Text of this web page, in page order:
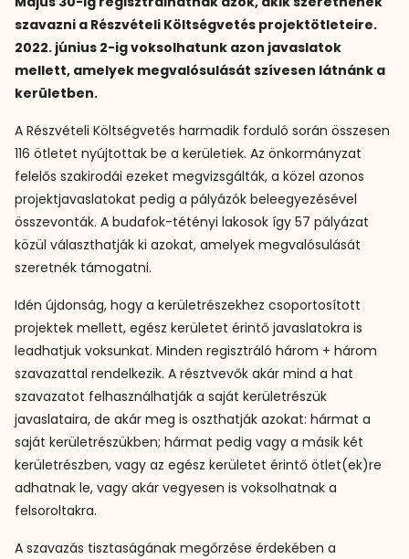
szavazni a Részvételi Költségvetés projektötleteire.
2022. június 2-ig voksolhatunk azon javaslatok
mellett, amelyek megvalósulását szívesen látnánk a
kerületben.
A Részvételi Költségvetés harmadik forduló során összesen
116 ötletet nyújtottak be a kerületiek. Az önkormányzat
felelős szakirodái ezeket megvizsgálták, a közel azonos
projektjavaslatokat pedig a pályázók beleegyezésével
összevonták. A budafok-tétényi lakosok így 57 pályázat
közül választhatják ki azokat, amelyek megvalósulását
szeretnék támogatni.
Idén újdonság, hogy a kerületrészekhez csoportosított
projektek mellett, egész kerületet érintő javaslatokra is
leadhatjuk voksunkat. Minden regisztráló három + három
szavazattal rendelkezik. A résztvevők akár mind a hat
szavazatot felhasználhatják a saját kerületrészük
javaslataira, de akár meg is oszthatják azokat: hármat a
saját kerületrészükben; hármat pedig vagy a másik két
kerületrészben, vagy az egész kerületet érintő ötlet(ek)re
adhatnak le, vagy akár vegyesen is voksolhatnak a
felsoroltakra.
A szavazás tisztaságának megőrzése érdekében a